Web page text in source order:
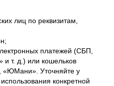
лиц по реквизитам,
платежей (СБП,
т. д.) или кошельков
«ЮМани». Уточняйте у
конкретной